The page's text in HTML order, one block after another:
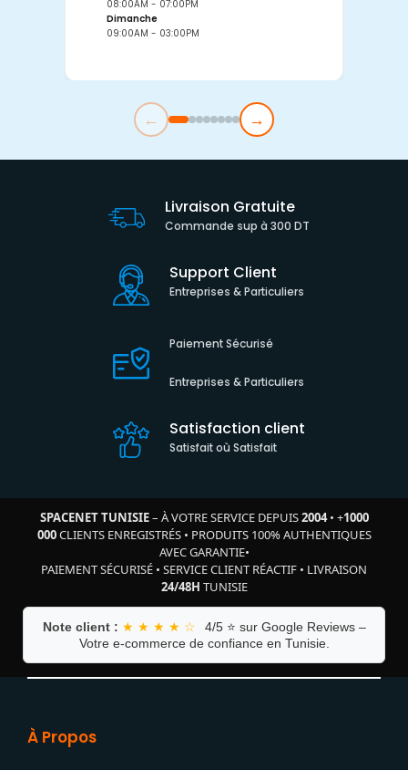
08:00AM - 07:00PM
Dimanche
09:00AM - 03:00PM
← →
Livraison Gratuite
Commande sup à 300 DT
Support Client
Entreprises & Particuliers
Paiement Sécurisé
Entreprises & Particuliers
Satisfaction client
Satisfait où Satisfait
SPACENET TUNISIE– À VOTRE SERVICE DEPUIS2004• +1000
000CLIENTS ENREGISTRÉS• PRODUITS 100% AUTHENTIQUES
AVEC GARANTIE•
PAIEMENT SÉCURISÉ • SERVICE CLIENT RÉACTIF • LIVRAISON
24/48H TUNISIE
Note client : ★ ★ ★ ★ ☆
4/5 ⭐ sur Google Reviews –
Votre e-commerce de confiance en Tunisie.
À Propos